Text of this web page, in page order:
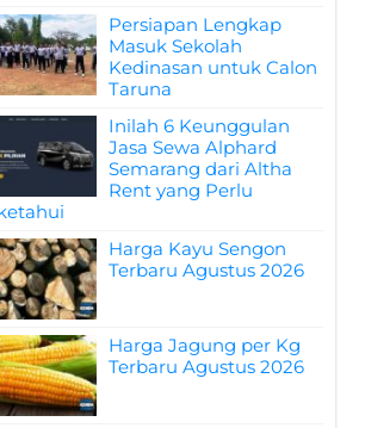
Persiapan Lengkap
Masuk Sekolah
Kedinasan untuk Calon
Taruna
Inilah 6 Keunggulan
Jasa Sewa Alphard
Semarang dari Altha
Rent yang Perlu
Harga Kayu Sengon
Terbaru Agustus 2026
Harga Jagung per Kg
Terbaru Agustus 2026